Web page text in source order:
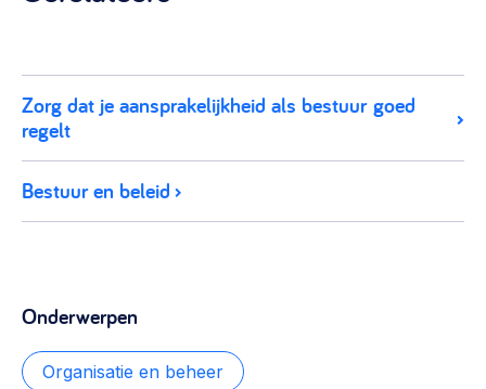
Zorg dat je aansprakelijkheid als bestuur goed
regelt
Bestuur en beleid
Onderwerpen
Organisatie en beheer